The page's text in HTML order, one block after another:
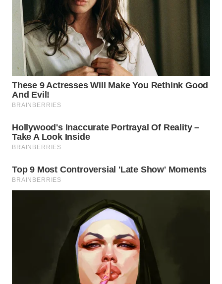
WN
INDRAMAYU
WN
KUNINGAN
WN
MAJALENGKA
SUBANG
SUKABUMI
WN